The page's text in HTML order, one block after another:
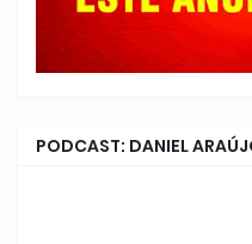
PODCAST: DANIEL